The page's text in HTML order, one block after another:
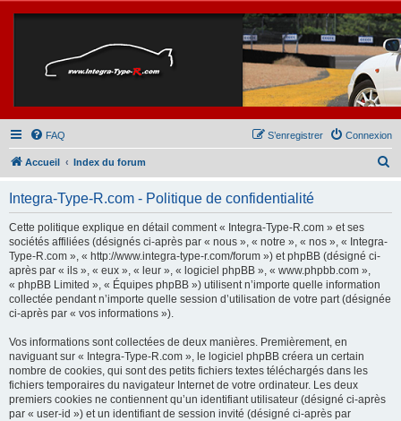
FAQ Connexion
S’enregistrer
Accueil Index du forum
Integra-Type-R.com - Politique de confidentialité
Cette politique explique en détail comment « Integra-Type-R.com » et ses
sociétés affiliées (désignés ci-après par « nous », « notre », « nos », « Integra-
Type-R.com », « http://www.integra-type-r.com/forum ») et phpBB (désigné ci-
après par « ils », « eux », « leur », « logiciel phpBB », « www.phpbb.com »,
« phpBB Limited », « Équipes phpBB ») utilisent n’importe quelle information
collectée pendant n’importe quelle session d’utilisation de votre part (désignée
ci-après par « vos informations »).
Vos informations sont collectées de deux manières. Premièrement, en
naviguant sur « Integra-Type-R.com », le logiciel phpBB créera un certain
nombre de cookies, qui sont des petits fichiers textes téléchargés dans les
fichiers temporaires du navigateur Internet de votre ordinateur. Les deux
premiers cookies ne contiennent qu’un identifiant utilisateur (désigné ci-après
par « user-id ») et un identifiant de session invité (désigné ci-après par